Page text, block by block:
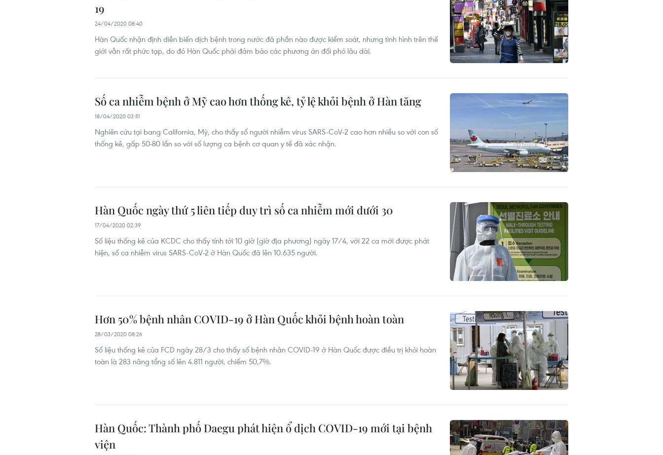
19
24/04/2020 08:40
Hàn Quốc nhận định diễn biến dịch bệnh trong nước đã phần nào được kiểm soát, nhưng tình hình trên thế
giới vẫn rất phức tạp, do đó Hàn Quốc phải đảm bảo các phương án đối phó lâu dài.
Số ca nhiễm bệnh ở Mỹ cao hơn thống kê, tỷ lệ khỏi bệnh ở Hàn tăng
18/04/2020 03:51
Nghiên cứu tại bang California, Mỹ, cho thấy số người nhiễm virus SARS-CoV-2 cao hơn nhiều so với con số
thống kê, gấp 50-80 lần so với số lượng ca bệnh cơ quan y tế đã xác nhận.
Hàn Quốc ngày thứ 5 liên tiếp duy trì số ca nhiễm mới dưới 30
17/04/2020 02:39
Số liệu thống kê của KCDC cho thấy tính tới 10 giờ (giờ địa phương) ngày 17/4, với 22 ca mới được phát
hiện, số ca nhiễm virus SARS-CoV-2 ở Hàn Quốc đã lên 10.635 người.
Hơn 50% bệnh nhân COVID-19 ở Hàn Quốc khỏi bệnh hoàn toàn
28/03/2020 08:26
Số liệu thống kê của FCD ngày 28/3 cho thấy số bệnh nhân COVID-19 ở Hàn Quốc được điều trị khỏi hoàn
toàn là 283 nâng tổng số lên 4.811 người, chiếm 50,7%.
Hàn Quốc: Thành phố Daegu phát hiện ổ dịch COVID-19 mới tại bệnh
viện